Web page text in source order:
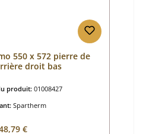
550 x 572 pierre de
droit bas
produit: 01008427
Spartherm
régulier :
€